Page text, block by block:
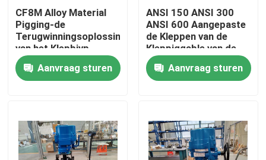
Huis
Videos
CF8M Alloy Material
Pigging-de
Terugwinningsoplossingen
van het Klepbjvp
Product
Aanvraag sturen
ANSI 150 ANSI 300
ANSI 600 Aangepaste
de Kleppen van de
Kleppiggable van de
Kokerstop
Aanvraag sturen